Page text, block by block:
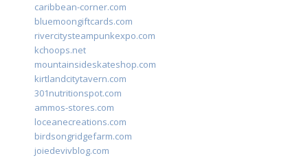
caribbean-corner.com
bluemoongiftcards.com
rivercitysteampunkexpo.com
kchoops.net
mountainsideskateshop.com
kirtlandcitytavern.com
301nutritionspot.com
ammos-stores.com
loceanecreations.com
birdsongridgefarm.com
joiedevivblog.com